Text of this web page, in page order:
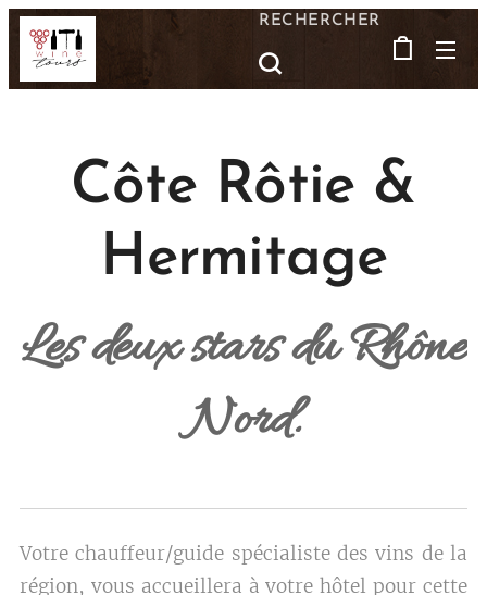
RECHERCHER
Côte Rôtie &
Hermitage
Les deux stars du Rhône
Nord.
Votre chauffeur/guide spécialiste des vins de la
région, vous accueillera à votre hôtel pour cette